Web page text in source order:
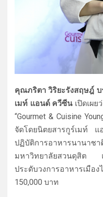
คุณภริตา วิริยะรังสฤษฎ์
เมท์ แอนด์ ควีซีนเปิดเผย
“Gourmet & Cuisine
จัดโดยนิตยสารกูร์เมท์
ปฏิบัติการอาหารนาน
มหาวิทยาลัยสวนดุสิต เ
ประดับวงการอาหารเมื
150,000 บาท